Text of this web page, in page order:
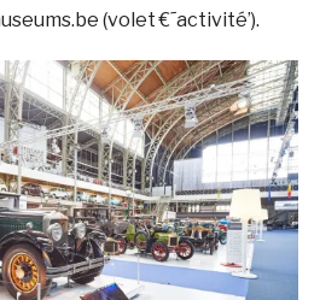
(volet €˜activité’).